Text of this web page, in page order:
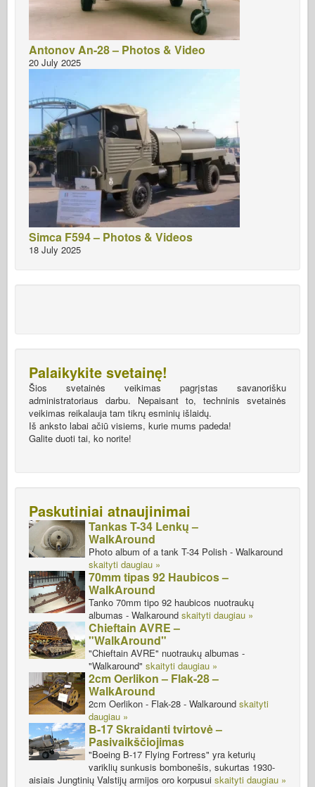
Antonov An-28 – Photos & Video
20 July 2025
Simca F594 – Photos & Videos
18 July 2025
Palaikykite svetainę!
Šios svetainės veikimas pagrįstas savanorišku
administratoriaus darbu. Nepaisant to, techninis svetainės
veikimas reikalauja tam tikrų esminių išlaidų.
Iš anksto labai ačiū visiems, kurie mums padeda!
Galite duoti tai, ko norite!
Paskutiniai atnaujinimai
Tankas T-34 Lenkų –
WalkAround
Photo album of a tank T-34 Polish - Walkaround
skaityti daugiau »
70mm tipas 92 Haubicos –
WalkAround
Tanko 70mm tipo 92 haubicos nuotraukų
albumas - Walkaround skaityti daugiau »
Chieftain AVRE –
"WalkAround"
"Chieftain AVRE" nuotraukų albumas -
"Walkaround" skaityti daugiau »
2cm Oerlikon – Flak-28 –
WalkAround
2cm Oerlikon - Flak-28 - Walkaround skaityti
daugiau »
B-17 Skraidanti tvirtovė –
Pasivaikščiojimas
"Boeing B-17 Flying Fortress" yra keturių
variklių sunkusis bombonešis, sukurtas 1930-
aisiais Jungtinių Valstijų armijos oro korpusui skaityti daugiau »